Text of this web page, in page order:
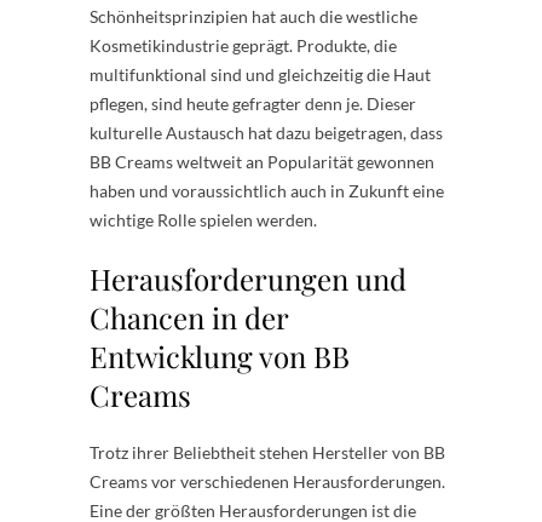
Schönheitsprinzipien hat auch die westliche
Kosmetikindustrie geprägt. Produkte, die
multifunktional sind und gleichzeitig die Haut
pflegen, sind heute gefragter denn je. Dieser
kulturelle Austausch hat dazu beigetragen, dass
BB Creams weltweit an Popularität gewonnen
haben und voraussichtlich auch in Zukunft eine
wichtige Rolle spielen werden.
Herausforderungen und
Chancen in der
Entwicklung von BB
Creams
Trotz ihrer Beliebtheit stehen Hersteller von BB
Creams vor verschiedenen Herausforderungen.
Eine der größten Herausforderungen ist die